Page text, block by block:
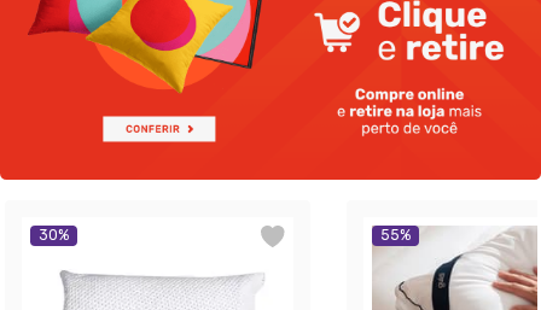
30% 55%